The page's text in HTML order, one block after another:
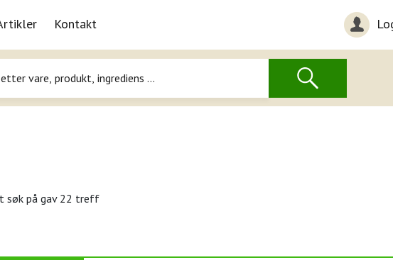
Kontakt
søk på gav 22 treff